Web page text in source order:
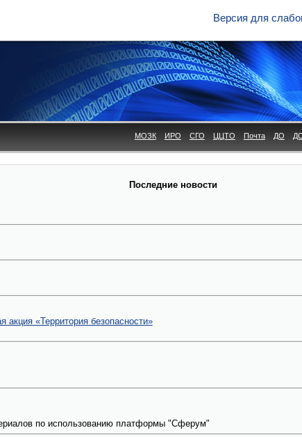
Версия для
МОЗК ИРО СГО ЦЦТО Почта ДО
Последние новости
акция «Территория безопасности»
по использованию платформы "Сферум"